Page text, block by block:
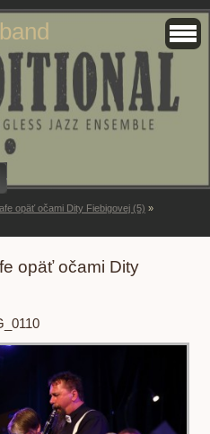
opäť očami Dity Fiebigovej (5) »
opäť očami Dity